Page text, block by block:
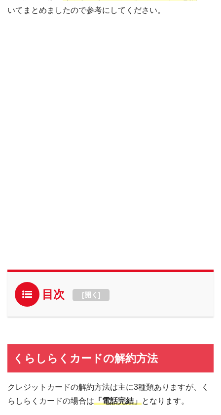
いてまとめましたので参考にしてください。
目次 [開く ]
くらしらくカードの解約方法
クレジットカードの解約方法は主に3種類ありますが、く
らしらくカードの場合は「電話完結」となります。